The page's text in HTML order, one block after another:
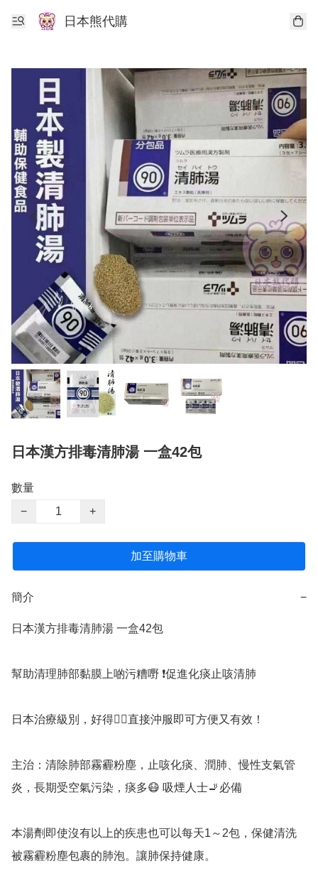
日本熊代購
日本漢方排毒清肺湯 一盒42包
數量
−
+
加至購物車
簡介 −
日本漢方排毒清肺湯 一盒42包
幫助清理肺部黏膜上啲污糟嘢 ❗促進化痰止咳清肺
日本治療級別，好得👍🏻直接沖服即可方便又有效！
主治：清除肺部霧霾粉塵，止咳化痰、潤肺、慢性支氣管
炎，長期受空氣污染，痰多😷 吸煙人士🚬必備
本湯劑即使沒有以上的疾患也可以每天1～2包，保健清洗
被霧霾粉塵包裹的肺泡。讓肺保持健康。